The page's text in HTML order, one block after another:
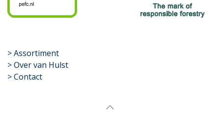
​>Assortiment
> Over van Hulst
> Contact